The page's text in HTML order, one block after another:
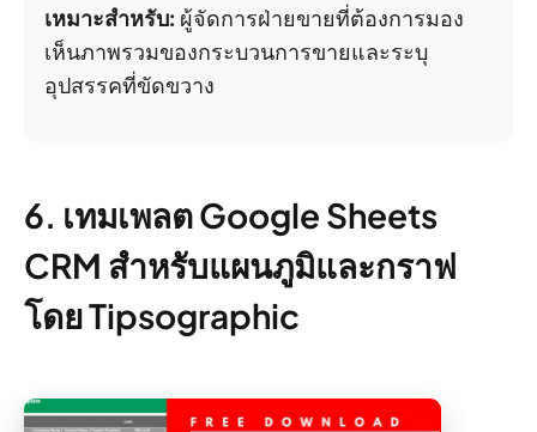
เหมาะสำหรับ: ผู้จัดการฝ่ายขายที่ต้องการมอง
เห็นภาพรวมของกระบวนการขายและระบุ
อุปสรรคที่ขัดขวาง
6. เทมเพลต Google Sheets
CRM สำหรับแผนภูมิและกราฟ
โดย Tipsographic